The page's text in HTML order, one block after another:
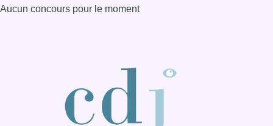
Aucun concours pour le moment